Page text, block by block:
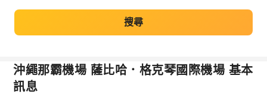
搜尋
沖繩那霸機場 薩比哈．格克琴國際機場 基本
訊息